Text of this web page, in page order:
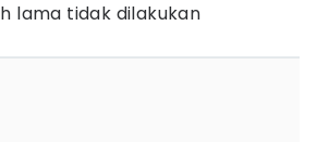
lama tidak dilakukan